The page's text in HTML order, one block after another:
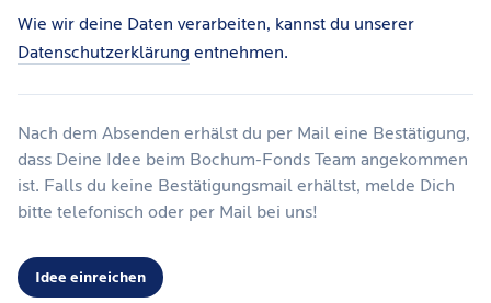
Wie wir deine Daten verarbeiten, kannst du unserer
Datenschutzerklärung entnehmen.
Nach dem Absenden erhälst du per Mail eine Bestätigung,
dass Deine Idee beim Bochum-Fonds Team angekommen
ist. Falls du keine Bestätigungsmail erhältst, melde Dich
bitte telefonisch oder per Mail bei uns!
Idee einreichen